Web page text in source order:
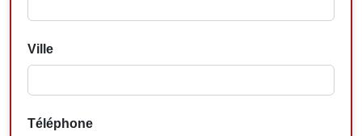
Ville
Téléphone